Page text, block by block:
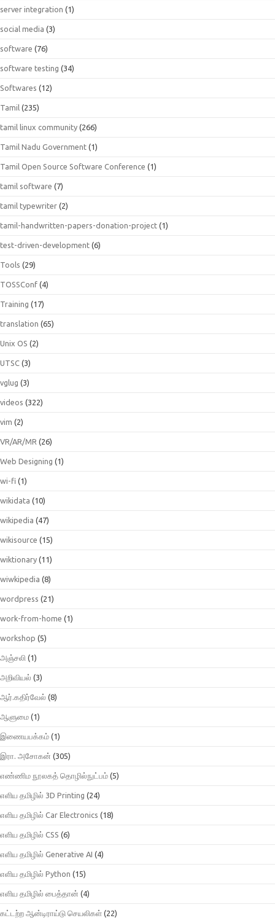
server integration (1)
social media (3)
software (76)
software testing (34)
Softwares (12)
Tamil (235)
tamil linux community (266)
Tamil Nadu Government (1)
Tamil Open Source Software Conference (1)
tamil software (7)
tamil typewriter (2)
tamil-handwritten-papers-donation-project (1)
test-driven-development (6)
Tools (29)
TOSSConf (4)
Training (17)
translation (65)
Unix OS (2)
UTSC (3)
vglug (3)
videos (322)
vim (2)
VR/AR/MR (26)
Web Designing (1)
wi-fi (1)
wikidata (10)
wikipedia (47)
wikisource (15)
wiktionary (11)
wiwkipedia (8)
wordpress (21)
work-from-home (1)
workshop (5)
அஞ்சலி (1)
அறிவியல் (3)
ஆர்.கதிர்வேல் (8)
ஆளுமை (1)
இணையபக்கம் (1)
இரா. அசோகன் (305)
எண்ணிம நூலகத் தொழில்நுட்பம் (5)
எளிய தமிழில் 3D Printing (24)
எளிய தமிழில் Car Electronics (18)
எளிய தமிழில் CSS (6)
எளிய தமிழில் Generative AI (4)
எளிய தமிழில் Python (15)
எளிய தமிழில் பைத்தான் (4)
கட்டற்ற ஆன்டிராய்டு செயலிகள் (22)